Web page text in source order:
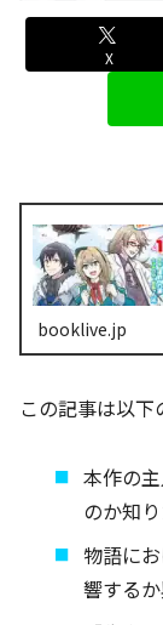
X
booklive.jp
この記事は以下
本作の
のか知
物語に
響する